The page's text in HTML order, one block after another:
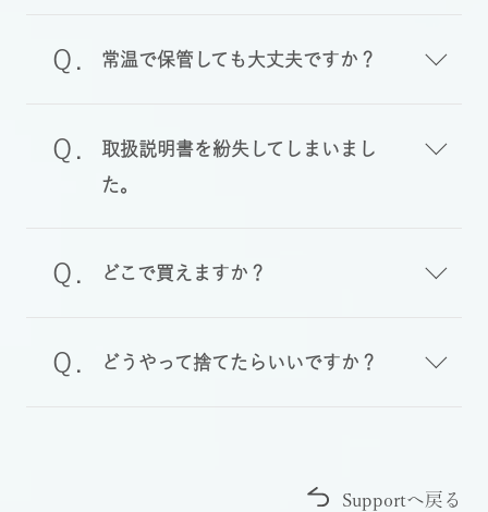
常温で保管しても大丈夫ですか？
取扱説明書を紛失してしまいまし
た。
どこで買えますか？
どうやって捨てたらいいですか？
Supportへ戻る